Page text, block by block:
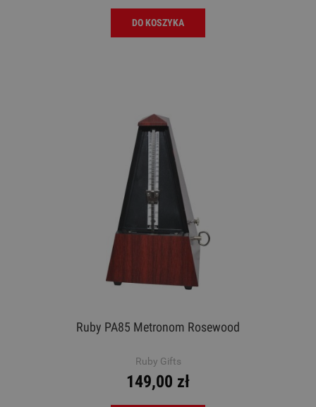
DO KOSZYKA
Ruby PA85 Metronom Rosewood
Ruby Gifts
149,00 zł